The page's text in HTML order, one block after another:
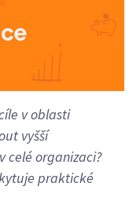
v oblasti
vyšší
celé organizaci?
praktické